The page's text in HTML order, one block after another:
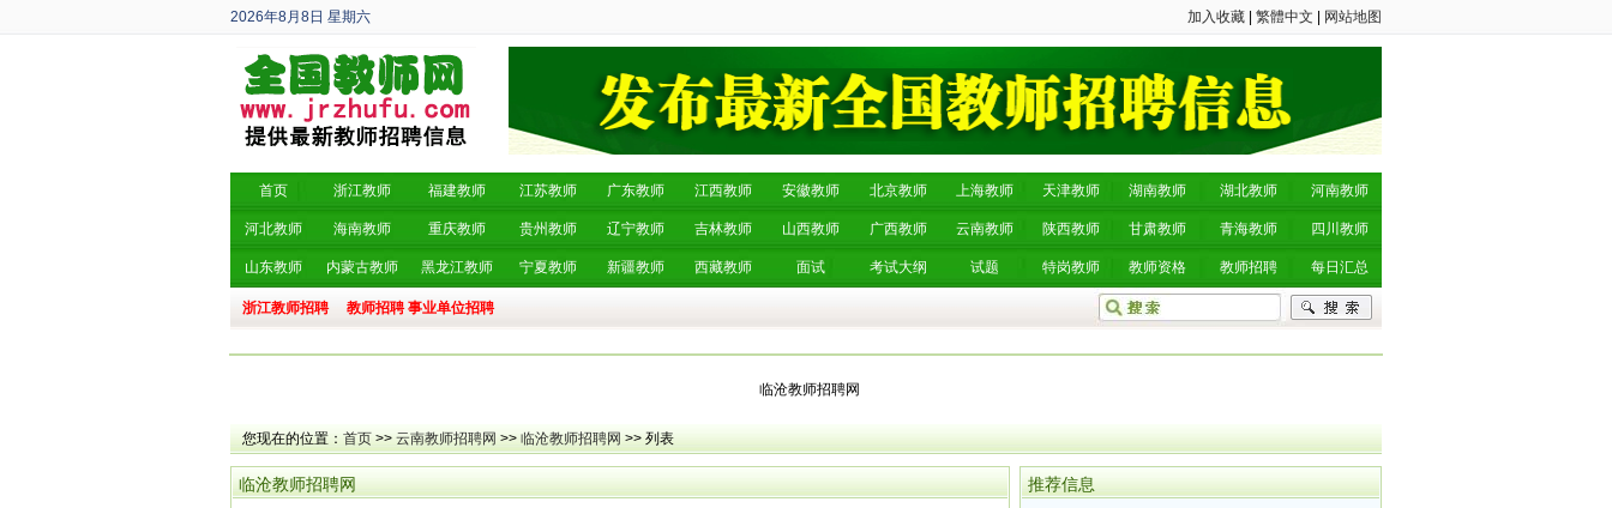
2026年8月8日 星期六
丙午年 六月廿六
加入收藏 繁體中文 网站地图
首页 浙江教师 福建教师 江苏教师 广东教师 江西教师 安徽教师 北京教师 上海教师 天津教师 湖南教师 湖北教师 河南教师
河北教师 海南教师 重庆教师 贵州教师 辽宁教师 吉林教师 山西教师 广西教师 云南教师 陕西教师 甘肃教师 青海教师 四川教师
山东教师 内蒙古教师 黑龙江教师 宁夏教师 新疆教师 西藏教师 面试 考试大纲 试题 特岗教师 教师资格 教师招聘 每日汇总
浙江教师招聘 教师招聘 事业单位招聘
临沧教师招聘网
您现在的位置： 首页 >> 云南教师招聘网 >> 临沧教师招聘网 >> 列表
临沧教师招聘网 推荐信息